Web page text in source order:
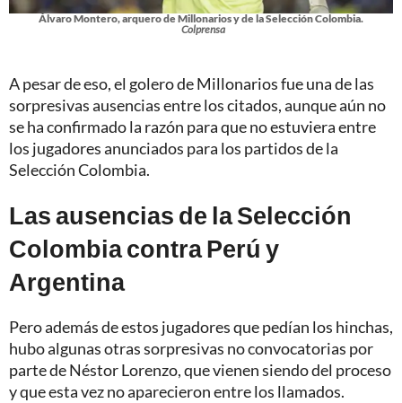
Álvaro Montero, arquero de Millonarios y de la Selección Colombia.
Colprensa
A pesar de eso, el golero de Millonarios fue una de las
sorpresivas ausencias entre los citados, aunque aún no
se ha confirmado la razón para que no estuviera entre
los jugadores anunciados para los partidos de la
Selección Colombia.
Las ausencias de la Selección
Colombia contra Perú y
Argentina
Pero además de estos jugadores que pedían los hinchas,
hubo algunas otras sorpresivas no convocatorias por
parte de Néstor Lorenzo, que vienen siendo del proceso
y que esta vez no aparecieron entre los llamados.